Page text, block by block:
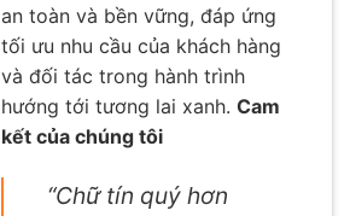
an toàn và bền vững, đáp ứng
tối ưu nhu cầu của khách hàng
và đối tác trong hành trình
hướng tới tương lai xanh. Cam
kết của chúng tôi
“Chữ tín quý hơn